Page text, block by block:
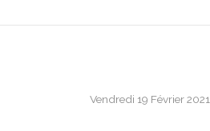
Vendredi 19 Février